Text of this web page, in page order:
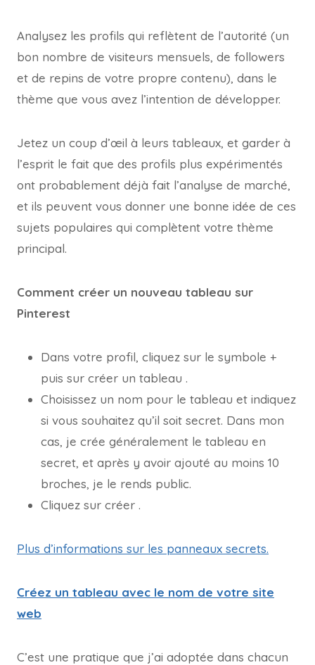
Analysez les profils qui reflètent de l’autorité (un
bon nombre de visiteurs mensuels, de followers
et de repins de votre propre contenu), dans le
thème que vous avez l’intention de développer.
Jetez un coup d’œil à leurs tableaux, et garder à
l’esprit le fait que des profils plus expérimentés
ont probablement déjà fait l’analyse de marché,
et ils peuvent vous donner une bonne idée de ces
sujets populaires qui complètent votre thème
principal.
Comment créer un nouveau tableau sur
Pinterest
Dans votre profil, cliquez sur le symbole +
puis sur créer un tableau .
Choisissez un nom pour le tableau et indiquez
si vous souhaitez qu’il soit secret. Dans mon
cas, je crée généralement le tableau en
secret, et après y avoir ajouté au moins 10
broches, je le rends public.
Cliquez sur créer .
Plus d’informations sur les panneaux secrets.
Créez un tableau avec le nom de votre site
web
C’est une pratique que j’ai adoptée dans chacun